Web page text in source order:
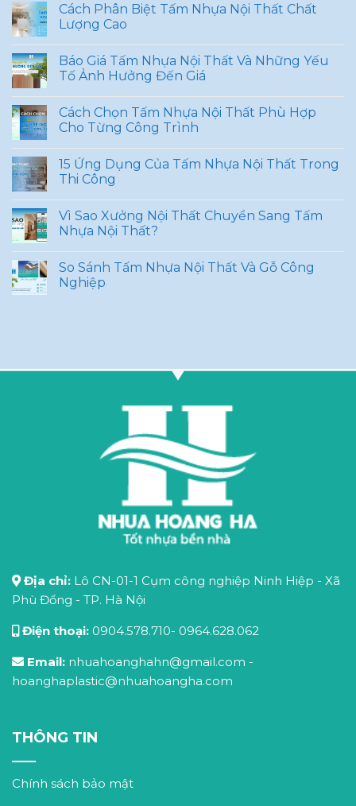
Cách Phân Biệt Tấm Nhựa Nội Thất Chất
Lượng Cao
Báo Giá Tấm Nhựa Nội Thất Và Những Yếu
Tố Ảnh Hưởng Đến Giá
Cách Chọn Tấm Nhựa Nội Thất Phù Hợp
Cho Từng Công Trình
15 Ứng Dụng Của Tấm Nhựa Nội Thất Trong
Thi Công
Vì Sao Xưởng Nội Thất Chuyển Sang Tấm
Nhựa Nội Thất?
So Sánh Tấm Nhựa Nội Thất Và Gỗ Công
Nghiệp
Địa chỉ: Lô CN-01-1 Cụm công nghiệp Ninh Hiệp - Xã
Phù Đổng - TP. Hà Nội
Điện thoại: 0904.578.710- 0964.628.062
Email: nhuahoanghahn@gmail.com -
hoanghaplastic@nhuahoangha.com
THÔNG TIN
Chính sách bảo mật